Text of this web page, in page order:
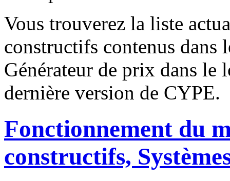
Vous trouverez la liste
constructifs contenus dans
Générateur de prix dans
dernière version de CYPE.
Fonctionnement du
constructifs,